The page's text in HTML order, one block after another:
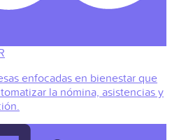
enfocadas en bienestar que
la nómina, asistencias y